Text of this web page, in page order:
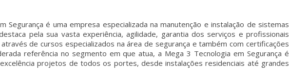
Segurança é uma empresa especializada na manutenção e instalação de sistemas
pela sua vasta experiência, agilidade, garantia dos serviços e profissionais
de cursos especializados na área de segurança e também com certificações
referência no segmento em que atua, a Mega 3 Tecnologia em Segurança é
projetos de todos os portes, desde instalações residenciais até grandes